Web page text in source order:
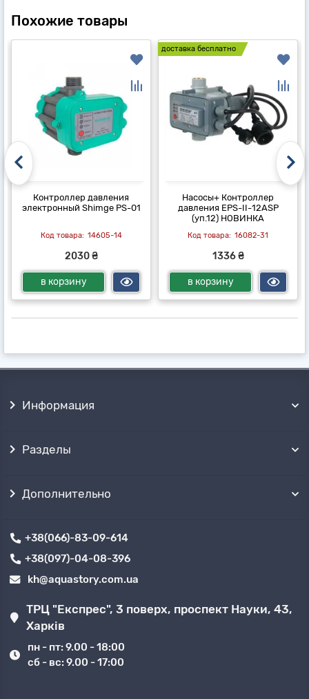
Похожие товары
Контроллер давления
электронный Shimge PS-01
14605-14
2030 ₴
в корзину
доставка бесплатно
Насосы+ Контроллер
давления EPS-II-12ASP
(уп.12) НОВИНКА
16082-31
1336 ₴
в корзину
Информация
Разделы
Дополнительно
+38(066)-83-09-614
+38(097)-04-08-396
kh@aquastory.com.ua
ТРЦ "Експрес", 3 поверх, проспект Науки, 43,
Харків
пн - пт: 9.00 - 18:00
сб - вс: 9.00 - 17:00